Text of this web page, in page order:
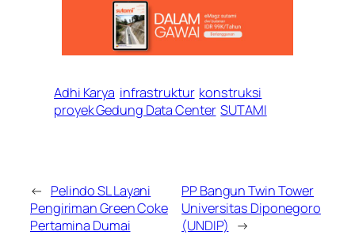
Adhi Karya infrastruktur konstruksi
proyek Gedung Data Center SUTAMI
← Pelindo SL Layani
Pengiriman Green Coke
Pertamina Dumai
PP Bangun Twin Tower
Universitas Diponegoro
(UNDIP) →